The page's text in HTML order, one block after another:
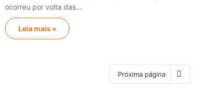
ocorreu por volta das…
Leia mais »
Próxima página